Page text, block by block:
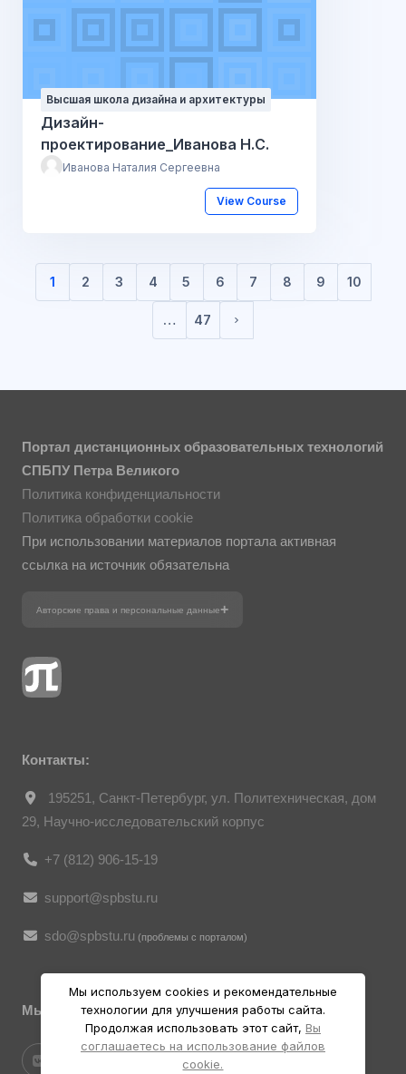
Высшая школа дизайна и архитектуры
Дизайн-
проектирование_Иванова Н.С.
Иванова Наталия Сергеевна
View Course
1
(current)
2 3 4 5 6 7 8 9 10
… 47
Next page
Портал дистанционных образовательных технологий
СПБПУ Петра Великого
Политика конфиденциальности
Политика обработки cookie
При использовании материалов портала активная
ссылка на источник обязательна
Авторские права и персональные данные
Фотографии размещены с согласия
о персональных данных. Согласно
гражданина», все фотоматериалы
Контакты:
195251, Санкт-Петербург, ул. Политехническая, дом
29, Научно-исследовательский корпус
+7 (812) 906-15-19
support@spbstu.ru
sdo@spbstu.ru (проблемы с порталом)
Мы в социальных ресурсах
Мы используем cookies и рекомендательные
технологии для улучшения работы сайта.
Продолжая использовать этот сайт, Вы
соглашаетесь на использование файлов
cookie.